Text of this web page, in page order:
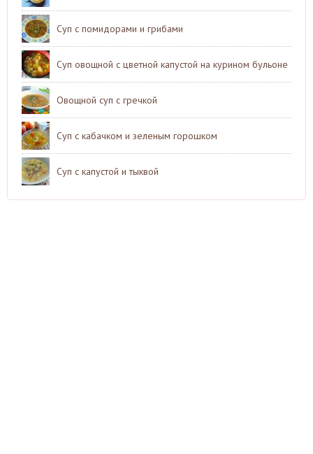
Суп с помидорами и грибами
Суп овощной с цветной капустой на курином бульоне
Овощной суп с гречкой
Суп с кабачком и зеленым горошком
Суп с капустой и тыквой